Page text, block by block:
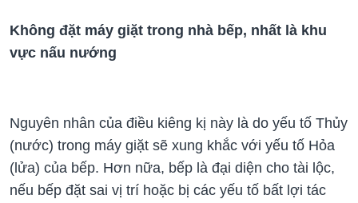
Không đặt máy giặt trong nhà bếp, nhất là khu
vực nấu nướng
Nguyên nhân của điều kiêng kị này là do yếu tố Thủy
(nước) trong máy giặt sẽ xung khắc với yếu tố Hỏa
(lửa) của bếp. Hơn nữa, bếp là đại diện cho tài lộc,
nếu bếp đặt sai vị trí hoặc bị các yếu tố bất lợi tác